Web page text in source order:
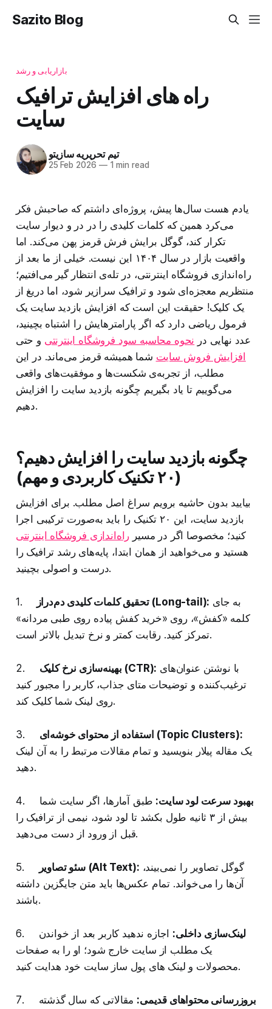
Sazito Blog
بازاریابی و رشد
راه های افزایش ترافیک
سایت
تیم تحریریه سازیتو
25 Feb 2026 —1 min read
یادم هست سال‌ها پیش، پروژه‌ای داشتم که صاحبش فکر
می‌کرد همین که کلمات کلیدی را در در و دیوار سایت
تکرار کند، گوگل برایش فرش قرمز پهن می‌کند. اما
واقعیت بازار در سال ۱۴۰۴ این نیست. خیلی از ما بعد از
راه‌اندازی فروشگاه اینترنتی، در تله‌ی انتظار گیر می‌افتیم؛
منتظریم معجزه‌ای شود و ترافیک سرازیر شود، اما دریغ از
یک کلیک! حقیقت این است که افزایش بازدید سایت یک
فرمول ریاضی دارد که اگر پارامترهایش را اشتباه بچینید،
عدد نهایی در نحوه محاسبه سود فروشگاه اینترنتی و حتی
افزایش فروش سایت شما همیشه قرمز می‌ماند. در این
مطلب، از تجربه‌ی شکست‌ها و موفقیت‌های واقعی
می‌گوییم تا یاد بگیریم چگونه بازدید سایت را افزایش
دهیم.
چگونه بازدید سایت را افزایش دهیم؟
(۲۰ تکنیک کاربردی و مهم)
بیایید بدون حاشیه برویم سراغ اصل مطلب. برای افزایش
بازدید سایت، این ۲۰ تکنیک را باید به‌صورت ترکیبی اجرا
کنید؛ مخصوصا اگر در مسیر راه‌اندازی فروشگاه اینترنتی
هستید و می‌خواهید از همان ابتدا، پایه‌های رشد ترافیک را
درست و اصولی بچینید.
1. تحقیق کلمات کلیدی دم‌دراز (Long-tail):
کلمه «کفش»، روی «خرید کفش پیاده‌ روی طبی مردانه»
تمرکز کنید. رقابت کمتر و نرخ تبدیل بالاتر است.
2. بهینه‌سازی نرخ کلیک (CTR):
ترغیب‌کننده و توضیحات متای جذاب، کاربر را مجبور کنید
روی لینک شما کلیک کند.
3.
استفاده از محتوای خوشه‌ای (Topic Clusters):
یک مقاله پیلار بنویسید و تمام مقالات مرتبط را به آن لینک
دهید.
4. بهبود سرعت لود سایت: طبق آمارها، اگر سایت شما
بیش از ۳ ثانیه طول بکشد تا لود شود، نیمی از ترافیک را
قبل از ورود از دست می‌دهید.
5. سئو تصاویر (Alt Text):
آن‌ها را می‌خواند. تمام عکس‌ها باید متن جایگزین داشته
باشند.
6. لینک‌سازی داخلی: اجازه ندهید کاربر بعد از خواندن
یک مطلب از سایت خارج شود؛ او را به صفحات
محصولات و لینک های پول ساز سایت خود هدایت کنید.
7. بروزرسانی محتواهای قدیمی: مقالاتی که سال گذشته